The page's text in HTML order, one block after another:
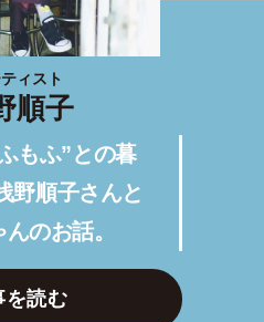
ィスト
順子
もふ”との暮
野順子さんと
のお話。
を読む